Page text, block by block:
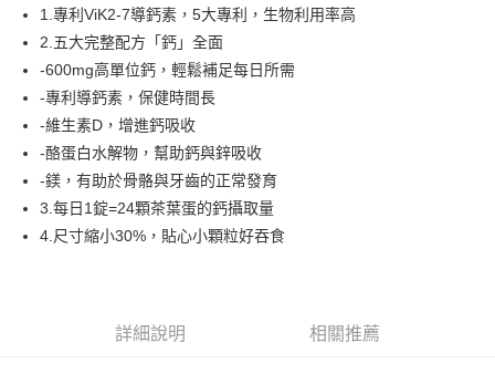
華南商業銀行
彰化商業銀行
上海商業儲蓄銀行
國泰世華商業銀行
兆豐國際商業銀行
臺灣中小企業銀行
匯豐（台灣）商業銀行
聯邦商業銀行
元大商業銀行
玉山商業銀行
星展（台灣）商業銀行
台新國際商業銀行
中國信託商業銀行
台灣樂天信用卡公司
超商取貨付款
LINE Pay
Apple Pay
街口支付
Google Pay
1.本服務由台灣大哥大提供，台灣大哥大用戶可立即使用無須另外申請。
2.付款方式選擇「大哥付你分期」，訂單成立後會自動跳轉到大哥付的交易
1.專利ViK2-7導鈣素，5大專利，生物利用率高
2.五大完整配方「鈣」全面
-600mg高單位鈣，輕鬆補足每日所需
-專利導鈣素，保健時間長
-維生素D，增進鈣吸收
-酪蛋白水解物，幫助鈣與鋅吸收
-鎂，有助於骨骼與牙齒的正常發育
3.每日1錠=24顆茶葉蛋的鈣攝取量
4.尺寸縮小30%，貼心小顆粒好吞食
詳細說明 相關推薦